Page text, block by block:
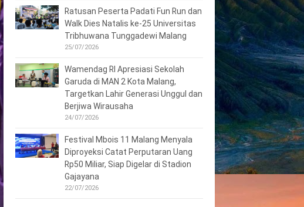
Ratusan Peserta Padati Fun Run dan
Walk Dies Natalis ke-25 Universitas
Tribhuwana Tunggadewi Malang
25/07/2026
Wamendag RI Apresiasi Sekolah
Garuda di MAN 2 Kota Malang,
Targetkan Lahir Generasi Unggul dan
Berjiwa Wirausaha
24/07/2026
Festival Mbois 11 Malang Menyala
Diproyeksi Catat Perputaran Uang
Rp50 Miliar, Siap Digelar di Stadion
Gajayana
22/07/2026